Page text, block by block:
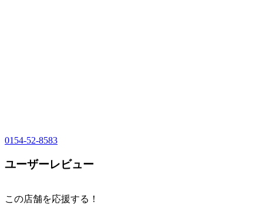
0154-52-8583
ユーザーレビュー
この店舗を応援する！